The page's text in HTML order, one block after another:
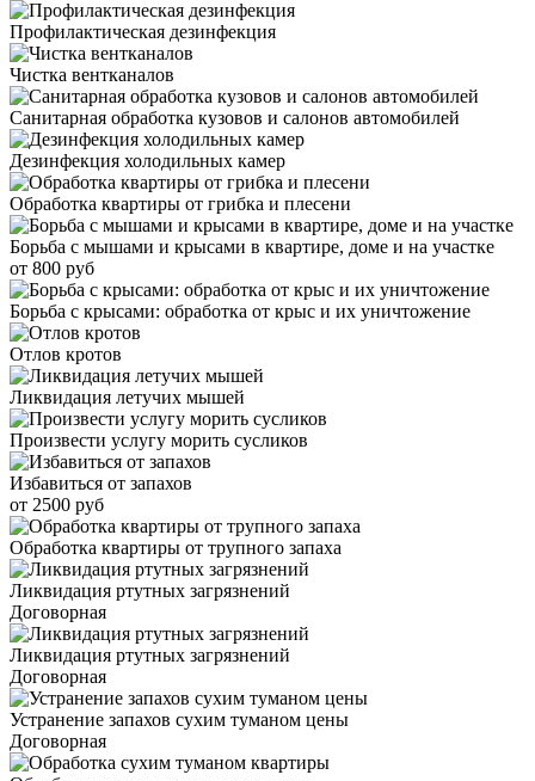
Профилактическая дезинфекция
Чистка вентканалов
Санитарная обработка кузовов и салонов автомобилей
Дезинфекция холодильных камер
Обработка квартиры от грибка и плесени
Борьба с мышами и крысами в квартире, доме и на участке
от 800 руб
Борьба с крысами: обработка от крыс и их уничтожение
Отлов кротов
Ликвидация летучих мышей
Произвести услугу морить сусликов
Избавиться от запахов
от 2500 руб
Обработка квартиры от трупного запаха
Ликвидация ртутных загрязнений
Договорная
Ликвидация ртутных загрязнений
Договорная
Устранение запахов сухим туманом цены
Договорная